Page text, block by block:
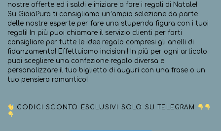
nostre offerte ed i saldi e iniziare a fare i regali di Natale!
Su GioiaPura ti consigliamo un’ampia selezione da parte
delle nostre esperte per fare una stupenda figura con i tuoi
regali! In più puoi chiamare il servizio clienti per farti
consigliare per tutte le idee regalo compresi gli anelli di
fidanzamento! Effettuiamo incisioni! In più per ogni articolo
puoi scegliere una confezione regalo diversa e
personalizzare il tuo biglietto di auguri con una frase o un
tuo pensiero romantico!
CODICI SCONTO ESCLUSIVI SOLO SU TELEGRAM